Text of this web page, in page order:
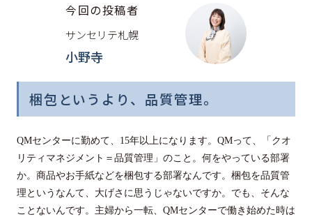
今回の投稿者
サンセリテ札幌
小野寺
梱包というより、品質管理。
QMセンターに勤めて、15年以上になります。QMって、「クオ
リティマネジメント＝品質管理」のこと。何をやっている部署
か。商品やお手紙などを梱包する部署なんです。梱包を品質管
理というなんて、大げさに思うじゃないですか。でも、そんな
ことないんです。主婦から一転、QMセンターで働き始めた時は